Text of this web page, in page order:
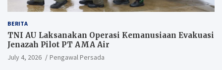
BERITA
TNI AU Laksanakan Operasi Kemanusiaan Evakuasi
Jenazah Pilot PT AMA Air
July 4, 2026 Pengawal Persada